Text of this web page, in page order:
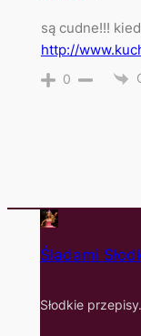
są cudne!!!
http://
0
Śladami
Słodkie